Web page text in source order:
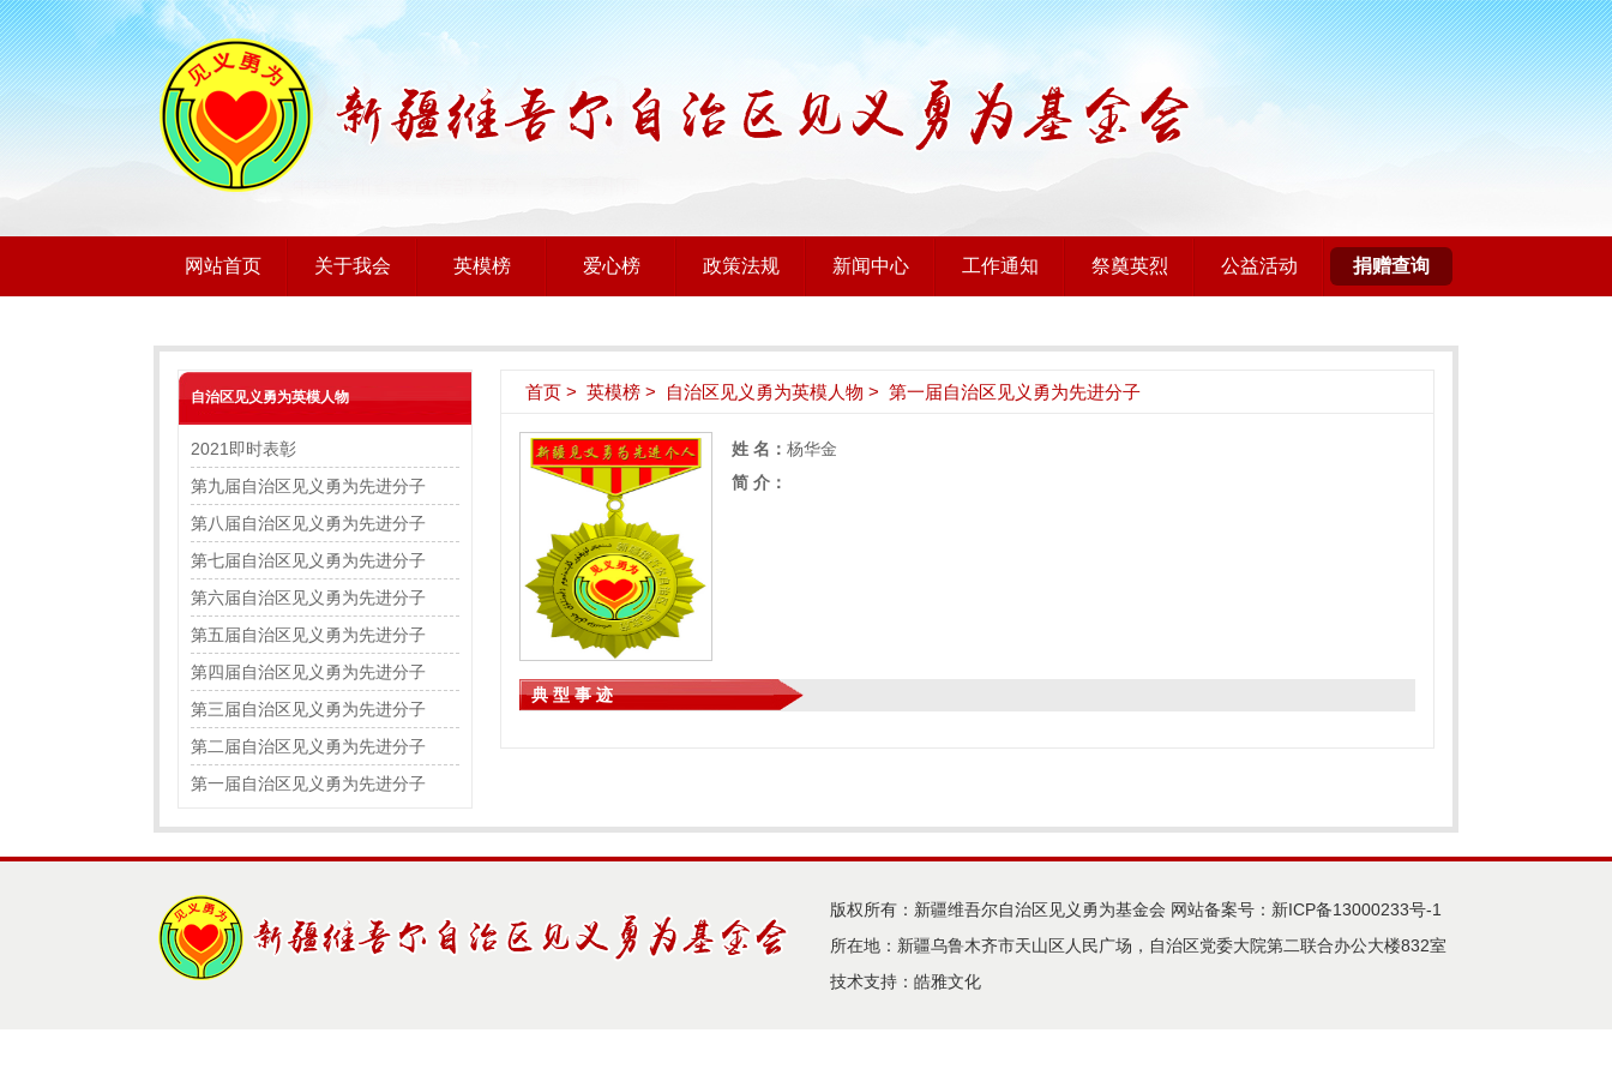
网站首页 关于我会 英模榜 爱心榜 政策法规 新闻中心 工作通知 祭奠英烈 公益活动 捐赠查询
自治区见义勇为英模人物
2021即时表彰
第九届自治区见义勇为先进分子
第八届自治区见义勇为先进分子
第七届自治区见义勇为先进分子
第六届自治区见义勇为先进分子
第五届自治区见义勇为先进分子
第四届自治区见义勇为先进分子
第三届自治区见义勇为先进分子
第二届自治区见义勇为先进分子
第一届自治区见义勇为先进分子
首页 > 英模榜 > 自治区见义勇为英模人物 > 第一届自治区见义勇为先进分子
姓 名： 杨华金
简 介：
典 型 事 迹
版权所有：新疆维吾尔自治区见义勇为基金会 网站备案号： 新ICP备13000233号-1
所在地：新疆乌鲁木齐市天山区人民广场，自治区党委大院第二联合办公大楼832室
技术支持： 皓雅文化